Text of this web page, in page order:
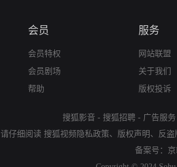
会员
会员特权
会员剧场
帮助
服务
网站联盟
关于我们
版权投诉
搜狐影音 - 搜狐招聘 - 广告服务
请仔细阅读 搜狐视频隐私政策、 版权声明 、 反盗
备案号：